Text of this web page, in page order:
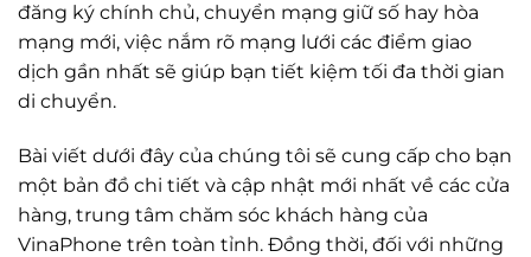
đăng ký chính chủ, chuyển mạng giữ số hay hòa
mạng mới, việc nắm rõ mạng lưới các điểm giao
dịch gần nhất sẽ giúp bạn tiết kiệm tối đa thời gian
di chuyển.
Bài viết dưới đây của chúng tôi sẽ cung cấp cho bạn
một bản đồ chi tiết và cập nhật mới nhất về các cửa
hàng, trung tâm chăm sóc khách hàng của
VinaPhone trên toàn tỉnh. Đồng thời, đối với những